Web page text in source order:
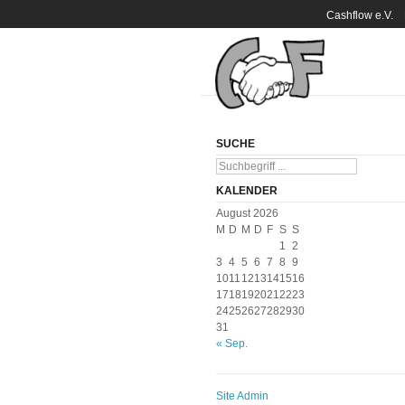
Cashflow e.V.
SUCHE
KALENDER
August 2026
M D M D F S S
1 2
3 4 5 6 7 8 9
1011 1213141516
17181920212223
24252627282930
31
« Sep.
Site Admin